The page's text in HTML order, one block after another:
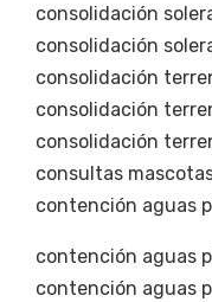
consolidación
consolidación
consolidación
consolidación
consolidación
consultas
contención aguas
contención aguas
contención aguas